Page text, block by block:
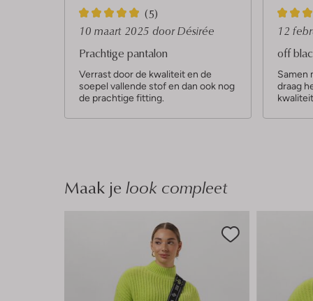
5
S
t
e
r
(5)
10 maart 2025 door Désirée
Prachtige pantalon
Verrast door de kwaliteit en de
soepel vallende stof en dan ook nog
de prachtige fitting.
5
S
t
e
r
12
off
Samen
draag
Maak je look compleet